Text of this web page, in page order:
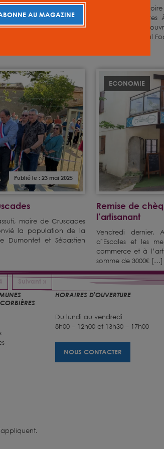
MILCOM en partenariat
l’Ormeau et
vendredi dernier. Plus de
Ouverture
Lézignan-
Intercommunal
avenue Maréchal
Publié le : 23 mai 2025
maire de Cruscades
la population de la
Dumontet et Sébastien
ECONOMIE
Remise de
l’artisanant
Vendredi dernier,
d’Escales et les
commerce et à
somme de 3000€ […]
Suivant »
HORAIRES D'OUVERTURE
Du lundi au vendredi
8h00 – 12h00 et 13h30 – 17h00
NOUS CONTACTER
AU MAGAZINE